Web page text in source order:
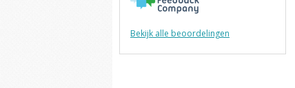
Bekijk alle beoordelingen